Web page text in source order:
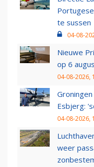
te sussen
04-08-
Nieuwe
op 6
04-08-2026,
Esbjerg:
04-08-2026,
weer